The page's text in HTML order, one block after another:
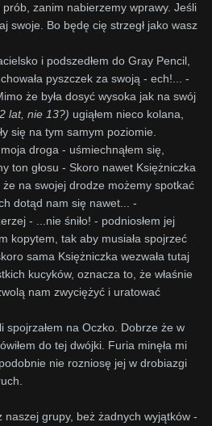
zanim nabierzemy wprawy. Jeśli
swoje. Bo będę cię strzegł jako wasz
i podszedłem do Gray Pencil,
pyszczek za swoją - ech!... -
że była dosyć wysoka jak na swój
lat, nie 13?) ugiąłem nieco kolana,
się na tym samym poziomie.
droga - uśmiechnąłem się,
ton głosu - Skoro nawet Księżniczka
że na swojej drodze możemy spotkać
dotąd nam się nawet... -
- ...nie śniło! - podniosłem jej
kopytem, tak aby musiała spojrzeć
sama Księżniczka wezwała tutaj
kucyków, oznacza to, że właśnie
nam zwyciężyć i uratować
spojrzałem na Oczko. Dobrze że w
do tej dwójki. Furia minęła mi
nie rozniosę jej w drobiazgi
naszej grupy, beż żadnych wyjątków -